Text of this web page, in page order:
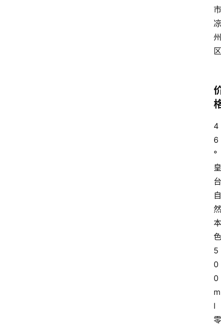
市
凉
州
区
4
6
°
皇
台
自
然
本
色
5
0
0
m
l
零